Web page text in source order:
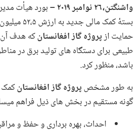
واشنگتن،۲۶ نوامبر ۲۰۱۹ –
بورد هيأت
بستۀ کمک
حمایت ازپروژه گاز افغانستانکه هدف آن
طبیعی برای دستگاه های تولید برق در
باشد، منظور کرد.
به طور مشخصپروژه گاز افغانستانکمک
گونه مستقیم در بخش های ذیل فراهم
احداث، بهره برداری و حفظ و